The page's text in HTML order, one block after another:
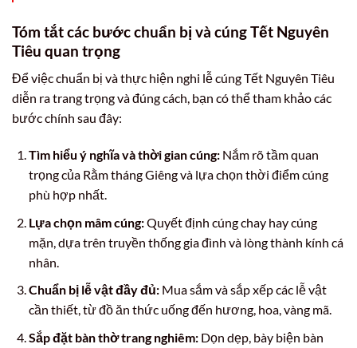
Tóm tắt các bước chuẩn bị và cúng Tết Nguyên
Tiêu quan trọng
Để việc chuẩn bị và thực hiện nghi lễ cúng Tết Nguyên Tiêu
diễn ra trang trọng và đúng cách, bạn có thể tham khảo các
bước chính sau đây:
Tìm hiểu ý nghĩa và thời gian cúng:Nắm rõ tầm quan
trọng của Rằm tháng Giêng và lựa chọn thời điểm cúng
phù hợp nhất.
Lựa chọn mâm cúng:Quyết định cúng chay hay cúng
mặn, dựa trên truyền thống gia đình và lòng thành kính cá
nhân.
Chuẩn bị lễ vật đầy đủ:Mua sắm và sắp xếp các lễ vật
cần thiết, từ đồ ăn thức uống đến hương, hoa, vàng mã.
Sắp đặt bàn thờ trang nghiêm:Dọn dẹp, bày biện bàn